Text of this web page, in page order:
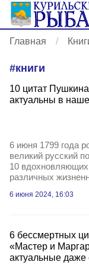
Главная
#книги
10 цитат
актуальны в
6 июня 1799 года
великий русский
10 вдохновляющих
различных
6 июня 2024, 16:03
6 бессмертных
«Мастер и
актуальные даже